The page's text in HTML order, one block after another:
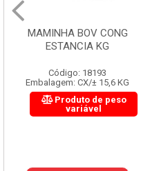
MAMINHA BOV CONG
ESTANCIA KG
Código: 18193
Embalagem: CX/± 15,6 KG
Produto de peso
variável